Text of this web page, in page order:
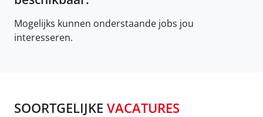
Mogelijks kunnen onderstaande jobs jou
interesseren.
SOORTGELIJKE VACATURES